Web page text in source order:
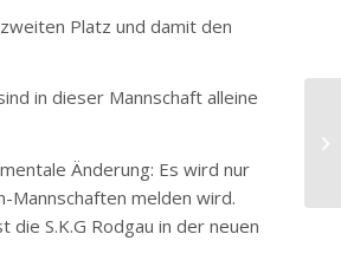
Platz und damit den
in dieser Mannschaft alleine
Änderung: Es wird nur
Mannschaften melden wird.
S.K.G Rodgau in der neuen